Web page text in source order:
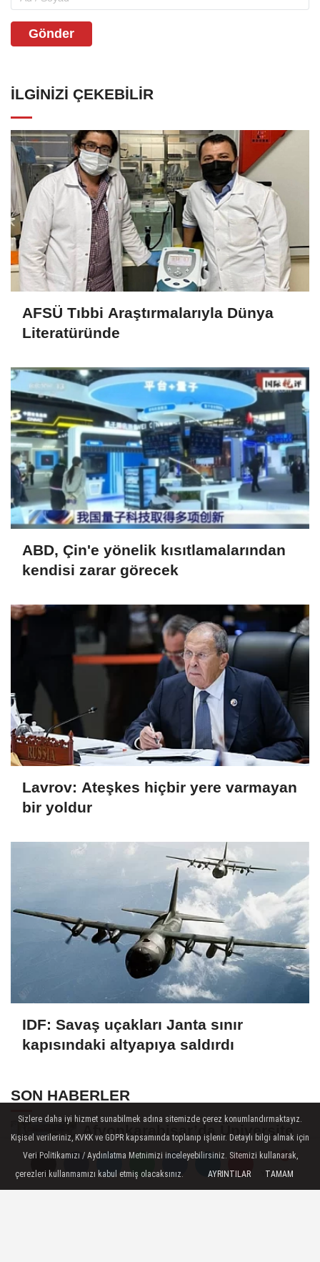
Yorumlar
Yorumlar
Gönder
İLGINIZI ÇEKEBILIR
AFSÜ Tıbbi Araştırmalarıyla Dünya
Literatüründe
ABD, Çin'e yönelik kısıtlamalarından
kendisi zarar görecek
Lavrov: Ateşkes hiçbir yere varmayan
bir yoldur
IDF: Savaş uçakları Janta sınır
kapısındaki altyapıya saldırdı
SON HABERLER
Afyonkarahisar’da Üniversite
Öğrencilerinin 8 Projesine
ÜNİDES...
Afyonkarahisarlı Güreşçiler
Sizlere daha iyi hizmet sunabilmek adına sitemizde çerez konumlandırmaktayız.
Kişisel verileriniz, KVKK ve GDPR kapsamında toplanıp işlenir. Detaylı bilgi almak için
Veri Politikamızı / Aydınlatma Metnimizi inceleyebilirsiniz. Sitemizi kullanarak,
çerezleri kullanmamızı kabul etmiş olacaksınız.
AYRINTILAR TAMAM